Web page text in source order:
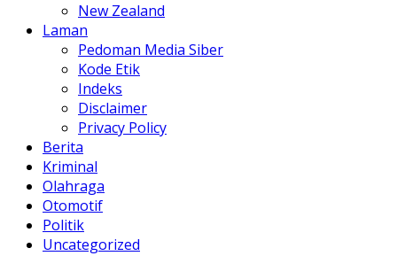
New Zealand
Laman
Pedoman Media Siber
Kode Etik
Indeks
Disclaimer
Privacy Policy
Berita
Kriminal
Olahraga
Otomotif
Politik
Uncategorized